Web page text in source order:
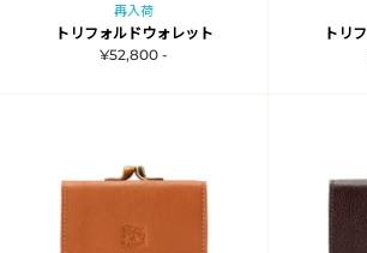
再入荷
トリフォルドウォレット
¥52,800 -
トリ